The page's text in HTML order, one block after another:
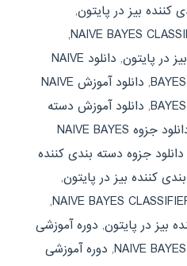
بیز در پایتون,
,
در پایتون,
دانلود NAIVE
,
دانلود آموزش NAIVE
, دانلود آموزش دسته
دانلود جزوه NAIVE BAYES
دانلود جزوه دسته بندی کننده
کننده بیز در پایتون,
,
بیز در پایتون, دوره آموزشی
NAIVE
, دوره آموزشی